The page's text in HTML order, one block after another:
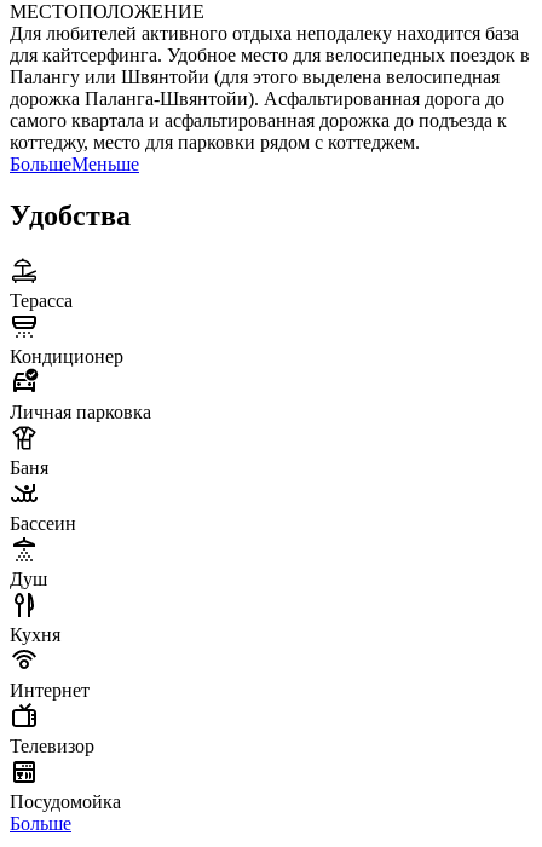
МЕСТОПОЛОЖЕНИЕ
Для любителей активного отдыха неподалеку находится база
для кайтсерфинга. Удобное место для велосипедных поездок в
Палангу или Швянтойи (для этого выделена велосипедная
дорожка Паланга-Швянтойи). Асфальтированная дорога до
самого квартала и асфальтированная дорожка до подъезда к
коттеджу, место для парковки рядом с коттеджем.
БольшеМеньше
Удобства
Терасса
Кондиционер
Личная парковка
Баня
Бассеин
Душ
Кухня
Интернет
Телевизор
Посудомойка
Больше